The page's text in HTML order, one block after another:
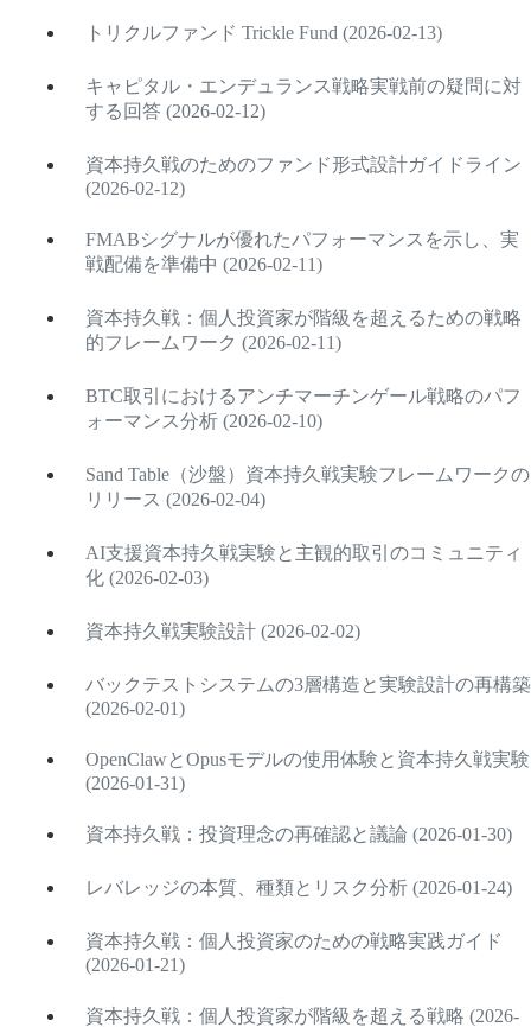
トリクルファンド Trickle Fund (2026-02-13)
キャピタル・エンデュランス戦略実戦前の疑問に対
する回答 (2026-02-12)
資本持久戦のためのファンド形式設計ガイドライン
(2026-02-12)
FMABシグナルが優れたパフォーマンスを示し、実
戦配備を準備中 (2026-02-11)
資本持久戦：個人投資家が階級を超えるための戦略
的フレームワーク (2026-02-11)
BTC取引におけるアンチマーチンゲール戦略のパフ
ォーマンス分析 (2026-02-10)
Sand Table（沙盤）資本持久戦実験フレームワークの
リリース (2026-02-04)
AI支援資本持久戦実験と主観的取引のコミュニティ
化 (2026-02-03)
資本持久戦実験設計 (2026-02-02)
バックテストシステムの3層構造と実験設計の再構築
(2026-02-01)
OpenClawとOpusモデルの使用体験と資本持久戦実験
(2026-01-31)
資本持久戦：投資理念の再確認と議論 (2026-01-30)
レバレッジの本質、種類とリスク分析 (2026-01-24)
資本持久戦：個人投資家のための戦略実践ガイド
(2026-01-21)
資本持久戦：個人投資家が階級を超える戦略 (2026-